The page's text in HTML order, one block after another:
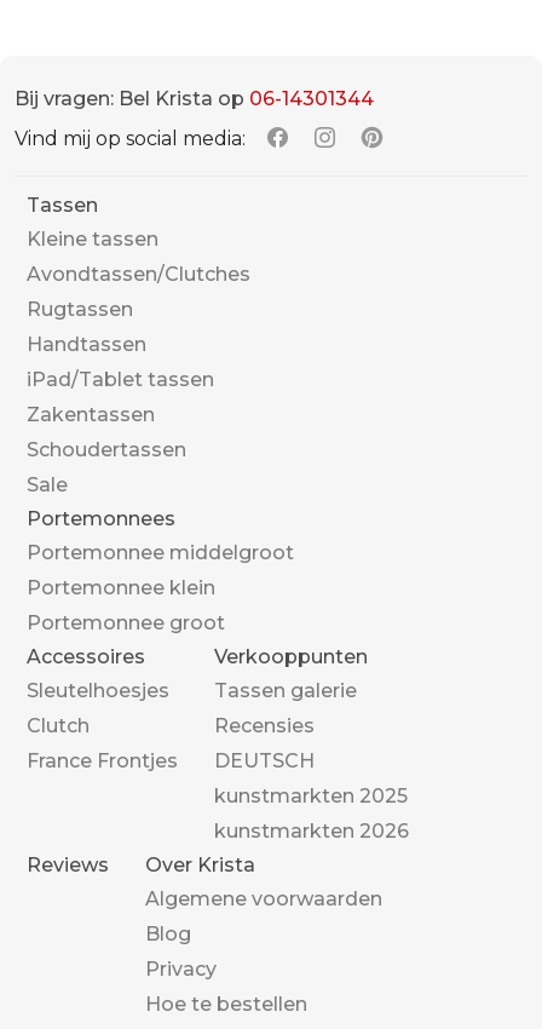
Bij vragen: Bel Krista op 06-14301344
Vind mij op social media:
Tassen
Kleine tassen
Avondtassen/Clutches
Rugtassen
Handtassen
iPad/Tablet tassen
Zakentassen
Schoudertassen
Sale
Portemonnees
Portemonnee middelgroot
Portemonnee klein
Portemonnee groot
Accessoires
Sleutelhoesjes
Clutch
France Frontjes
Verkooppunten
Tassen galerie
Recensies
DEUTSCH
kunstmarkten 2025
kunstmarkten 2026
Reviews
Over Krista
Algemene voorwaarden
Blog
Privacy
Hoe te bestellen